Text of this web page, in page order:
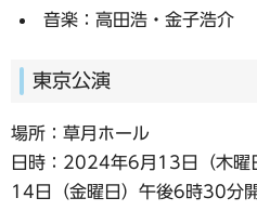
音楽：高田浩・金子浩介
東京公演
場所：草月ホール
日時：2024年6月13日（木曜
14日（金曜日）午後6時30分